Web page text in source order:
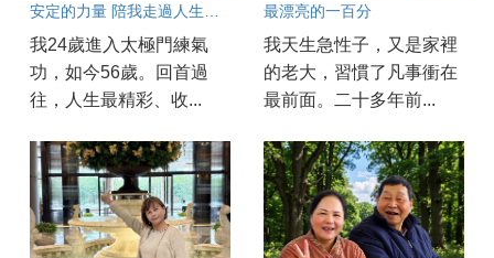
我24歲進入太極門練氣
功，如今56歲。回首過
往，人生最精彩、收...
最漂亮的一百分
我天生急性子，又是家裡
的老大，習慣了凡事衝在
最前面。二十多年前...